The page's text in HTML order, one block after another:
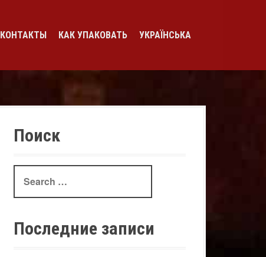
КОНТАКТЫ КАК УПАКОВАТЬ УКРАЇНСЬКА
Поиск
Search
for:
Последние записи